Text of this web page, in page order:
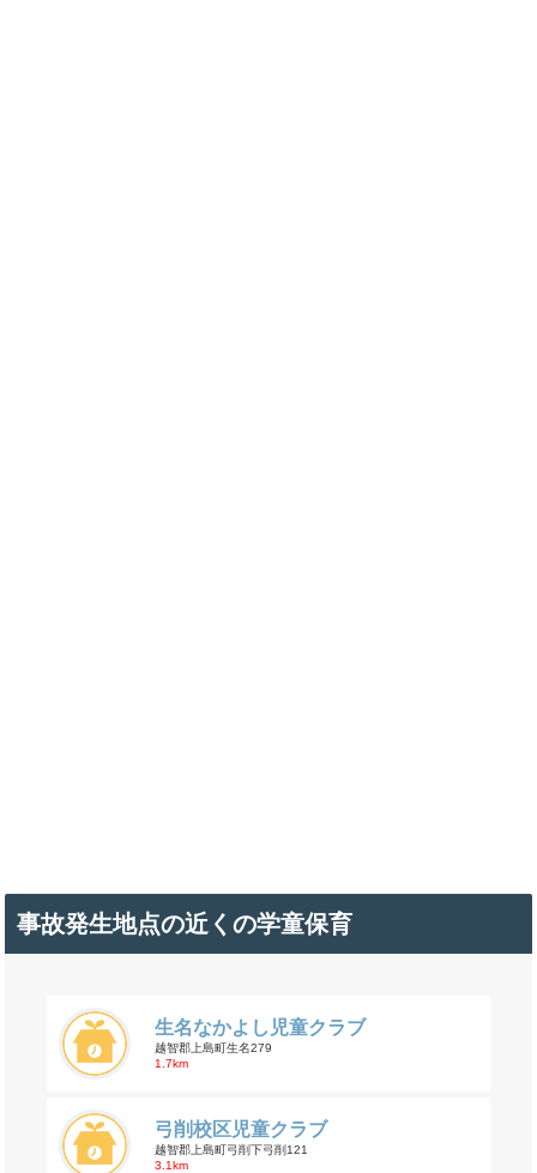
事故発生地点の近くの学童保育
生名なかよし児童クラブ
越智郡上島町生名279
1.7km
弓削校区児童クラブ
越智郡上島町弓削下弓削121
3.1km